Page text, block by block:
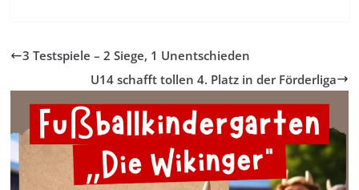
3 Testspiele – 2 Siege, 1 Unentschieden
U14 schafft tollen 4. Platz in der Förderliga